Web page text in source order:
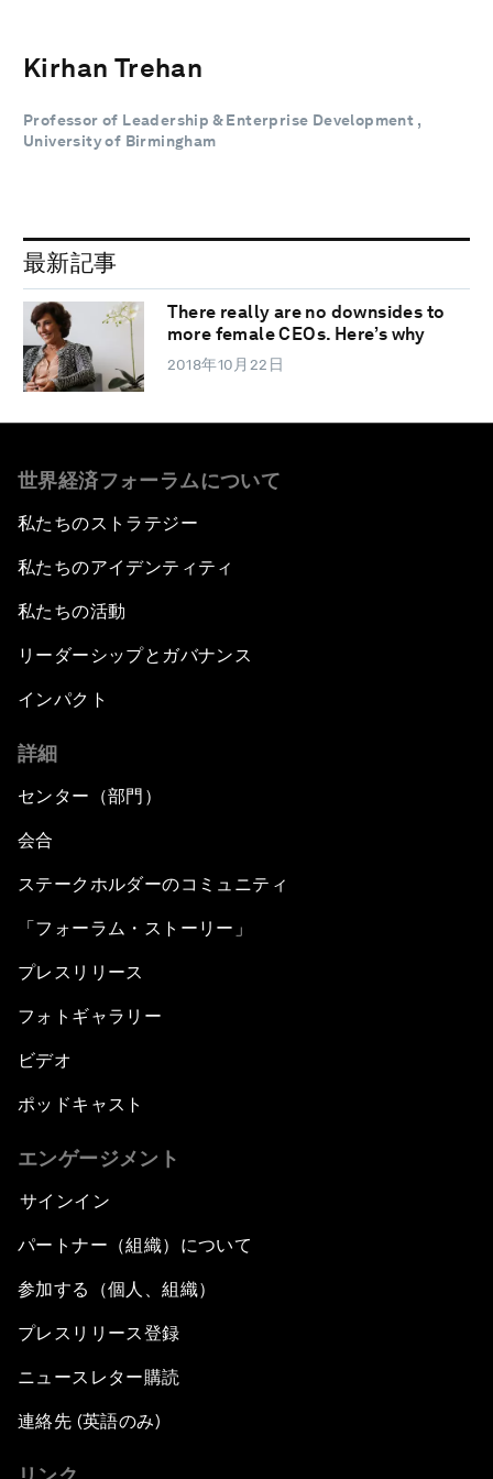
Kirhan Trehan
Professor of Leadership & Enterprise Development ,
University of Birmingham
最新記事
There really are no downsides to
more female CEOs. Here’s why
2018年10月22日
世界経済フォーラムについて
私たちのストラテジー
私たちのアイデンティティ
私たちの活動
リーダーシップとガバナンス
インパクト
詳細
センター（部門）
会合
ステークホルダーのコミュニティ
「フォーラム・ストーリー」
プレスリリース
フォトギャラリー
ビデオ
ポッドキャスト
エンゲージメント
サインイン
パートナー（組織）について
参加する（個人、組織）
プレスリリース登録
ニュースレター購読
連絡先 (英語のみ)